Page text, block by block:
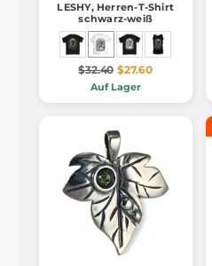
LESHY, Herren-T-Shirt
schwarz-weiß
$32.40 $27.60
Auf Lager